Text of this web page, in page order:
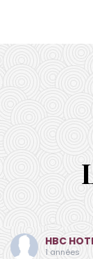
HBC
1 années